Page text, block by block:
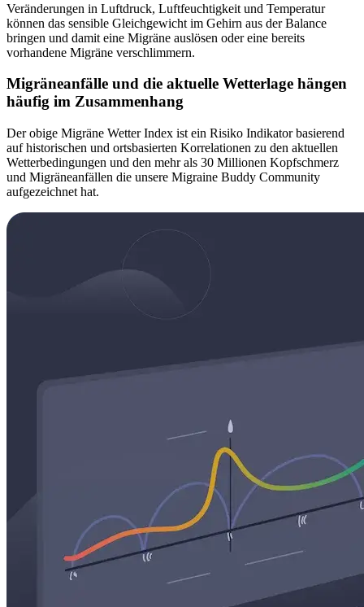
Veränderungen in Luftdruck, Luftfeuchtigkeit und Temperatur
können das sensible Gleichgewicht im Gehirn aus der Balance
bringen und damit eine Migräne auslösen oder eine bereits
vorhandene Migräne verschlimmern.
Migräneanfälle und die aktuelle Wetterlage hängen
häufig im Zusammenhang
Der obige Migräne Wetter Index ist ein Risiko Indikator basierend
auf historischen und ortsbasierten Korrelationen zu den aktuellen
Wetterbedingungen und den mehr als 30 Millionen Kopfschmerz
und Migräneanfällen die unsere Migraine Buddy Community
aufgezeichnet hat.